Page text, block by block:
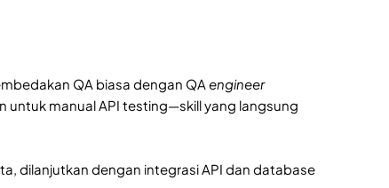
QA biasa dengan QA engineer
untuk manual API testing—skill yang langsung
dilanjutkan dengan integrasi API dan database